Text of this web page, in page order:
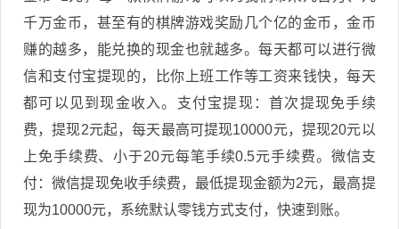
千万金币，甚至有的棋牌游戏奖励几个亿的金币，金币
赚的越多，能兑换的现金也就越多。每天都可以进行微
信和支付宝提现的，比你上班工作等工资来钱快，每天
都可以见到现金收入。支付宝提现：首次提现免手续
费，提现2元起，每天最高可提现10000元，提现20元以
上免手续费、小于20元每笔手续0.5元手续费。微信支
付：微信提现免收手续费，最低提现金额为2元，最高提
现为10000元，系统默认零钱方式支付，快速到账。